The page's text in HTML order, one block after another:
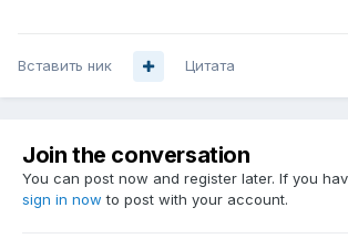
Вставить ник Цитата
Join the conversation
You can post now and register later. If you
sign in now to post with your account.